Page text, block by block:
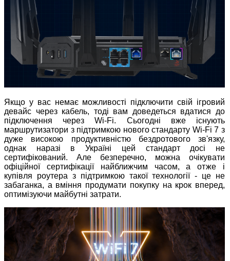
Якщо у вас немає можливості підключити свій ігровий
девайс через кабель, тоді вам доведеться вдатися до
підключення через Wi-Fi. Сьогодні вже існують
маршрутизатори з підтримкою нового стандарту Wi-Fi 7 з
дуже високою продуктивністю бездротового зв'язку,
однак наразі в Україні цей стандарт досі не
сертифікований. Але безперечно, можна очікувати
офіційної сертифікації найближчим часом, а отже і
купівля роутера з підтримкою такої технології - це не
забаганка, а вміння продумати покупку на крок вперед,
оптимізуючи майбутні затрати.